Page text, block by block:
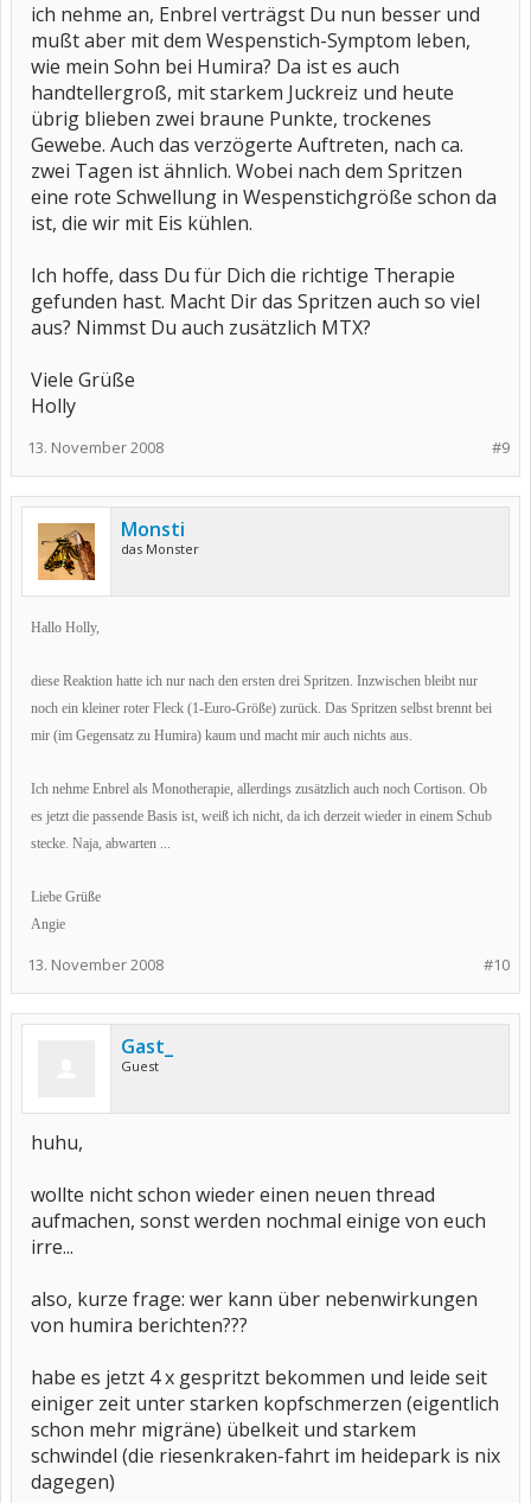
ich nehme an, Enbrel verträgst Du nun besser und
mußt aber mit dem Wespenstich-Symptom leben,
wie mein Sohn bei Humira? Da ist es auch
handtellergroß, mit starkem Juckreiz und heute
übrig blieben zwei braune Punkte, trockenes
Gewebe. Auch das verzögerte Auftreten, nach ca.
zwei Tagen ist ähnlich. Wobei nach dem Spritzen
eine rote Schwellung in Wespenstichgröße schon da
ist, die wir mit Eis kühlen.
Ich hoffe, dass Du für Dich die richtige Therapie
gefunden hast. Macht Dir das Spritzen auch so viel
aus? Nimmst Du auch zusätzlich MTX?
Viele Grüße
Holly
#9
13. November 2008
Monsti
das Monster
Hallo Holly,
diese Reaktion hatte ich nur nach den ersten drei Spritzen. Inzwischen bleibt nur
noch ein kleiner roter Fleck (1-Euro-Größe) zurück. Das Spritzen selbst brennt bei
mir (im Gegensatz zu Humira) kaum und macht mir auch nichts aus.
Ich nehme Enbrel als Monotherapie, allerdings zusätzlich auch noch Cortison. Ob
es jetzt die passende Basis ist, weiß ich nicht, da ich derzeit wieder in einem Schub
stecke. Naja, abwarten ...
Liebe Grüße
Angie
#10
13. November 2008
Gast_
Guest
huhu,
wollte nicht schon wieder einen neuen thread
aufmachen, sonst werden nochmal einige von euch
irre...
also, kurze frage: wer kann über nebenwirkungen
von humira berichten???
habe es jetzt 4 x gespritzt bekommen und leide seit
einiger zeit unter starken kopfschmerzen (eigentlich
schon mehr migräne) übelkeit und starkem
schwindel (die riesenkraken-fahrt im heidepark is nix
dagegen)